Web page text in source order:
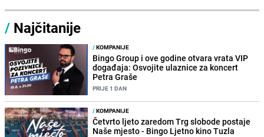
/ Najčitanije
/KOMPANIJE
Bingo Group i ove godine otvara vrata VIP
događaja: Osvojite ulaznice za koncert
Petra Graše
PRIJE 1 DAN
/KOMPANIJE
Četvrto ljeto zaredom Trg slobode postaje
Naše mjesto - Bingo Ljetno kino Tuzla